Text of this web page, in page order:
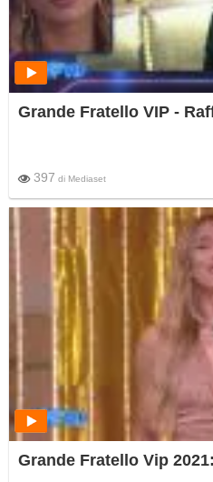
Grande Fratello VIP -
397 di Mediaset
Grande Fratello Vip